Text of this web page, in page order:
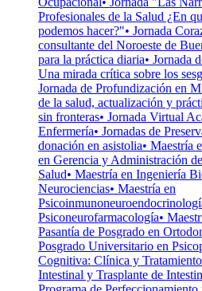
Profesionales de la Salud ¿En
podemos hacer?"• Jornada
consultante del Noroeste de
para la práctica diaria• Jornada
Una mirada crítica sobre los
Jornada de Profundización en
de la salud, actualización y
sin fronteras• Jornada Virtual
Enfermería• Jornadas de
donación en asistolia• Maestría
en Gerencia y Administración
Salud• Maestría en Ingeniería
Neurociencias• Maestría en
Psiconeurofarmacología•
Pasantía de Posgrado en
Posgrado Universitario en
Cognitiva: Clínica y Tratamiento
Intestinal y Trasplante de